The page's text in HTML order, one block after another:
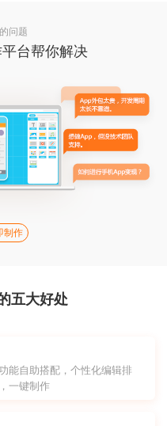
问题
台帮你解决
制作
五大好处
能自助搭配，个性化编辑排
一键制作